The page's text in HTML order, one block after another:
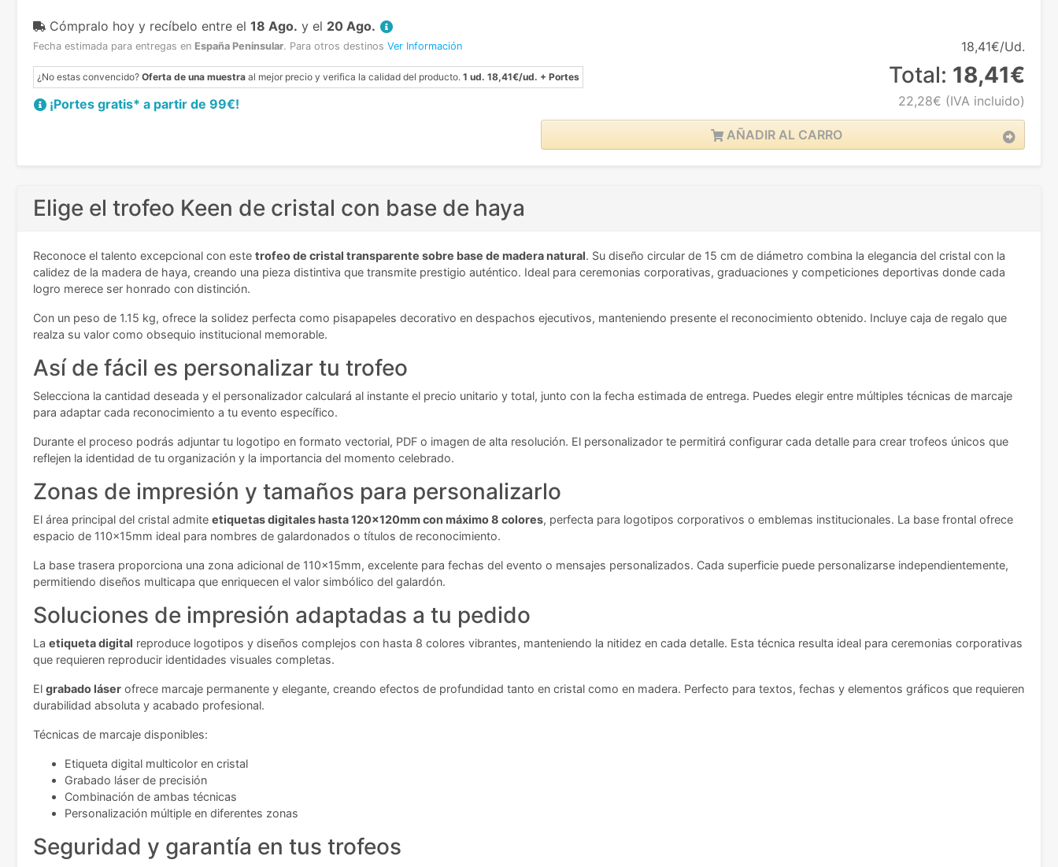
Cómpralo hoy y recíbelo entre el 18 Ago. y el 20 Ago.
Fecha estimada para entregas en España Peninsular. Para otros destinos Ver Información
¿No estas convencido? Oferta de una muestra al mejor precio y verifica la calidad del producto. 1 ud. 18,41€/ud. + Portes
¡Portes gratis* a partir de 99€!
18,41€/Ud.
Total: 18,41€
22,28€ (IVA incluido)
AÑADIR AL CARRO
Elige el trofeo Keen de cristal con base de haya
Reconoce el talento excepcional con este trofeo de cristal transparente sobre base de madera natural. Su diseño circular de 15 cm de diámetro combina la elegancia del cristal con la
calidez de la madera de haya, creando una pieza distintiva que transmite prestigio auténtico. Ideal para ceremonias corporativas, graduaciones y competiciones deportivas donde cada
logro merece ser honrado con distinción.
Con un peso de 1.15 kg, ofrece la solidez perfecta como pisapapeles decorativo en despachos ejecutivos, manteniendo presente el reconocimiento obtenido. Incluye caja de regalo que
realza su valor como obsequio institucional memorable.
Así de fácil es personalizar tu trofeo
Selecciona la cantidad deseada y el personalizador calculará al instante el precio unitario y total, junto con la fecha estimada de entrega. Puedes elegir entre múltiples técnicas de marcaje
para adaptar cada reconocimiento a tu evento específico.
Durante el proceso podrás adjuntar tu logotipo en formato vectorial, PDF o imagen de alta resolución. El personalizador te permitirá configurar cada detalle para crear trofeos únicos que
reflejen la identidad de tu organización y la importancia del momento celebrado.
Zonas de impresión y tamaños para personalizarlo
El área principal del cristal admite etiquetas digitales hasta 120x120mm con máximo 8 colores, perfecta para logotipos corporativos o emblemas institucionales. La base frontal ofrece
espacio de 110x15mm ideal para nombres de galardonados o títulos de reconocimiento.
La base trasera proporciona una zona adicional de 110x15mm, excelente para fechas del evento o mensajes personalizados. Cada superficie puede personalizarse independientemente,
permitiendo diseños multicapa que enriquecen el valor simbólico del galardón.
Soluciones de impresión adaptadas a tu pedido
La etiqueta digital reproduce logotipos y diseños complejos con hasta 8 colores vibrantes, manteniendo la nitidez en cada detalle. Esta técnica resulta ideal para ceremonias corporativas
que requieren reproducir identidades visuales completas.
El grabado láser ofrece marcaje permanente y elegante, creando efectos de profundidad tanto en cristal como en madera. Perfecto para textos, fechas y elementos gráficos que requieren
durabilidad absoluta y acabado profesional.
Técnicas de marcaje disponibles:
Etiqueta digital multicolor en cristal
Grabado láser de precisión
Combinación de ambas técnicas
Personalización múltiple en diferentes zonas
Seguridad y garantía en tus trofeos